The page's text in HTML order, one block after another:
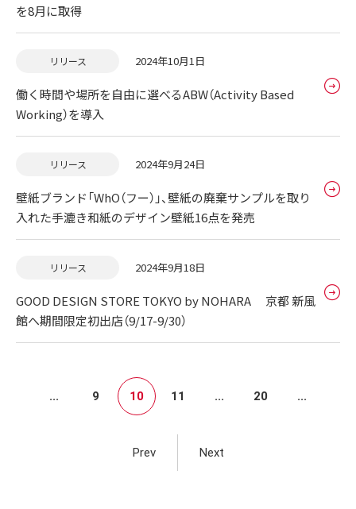
を8月に取得
リリース 2024年10月1日
働く時間や場所を自由に選べるABW（Activity Based
Working）を導入
リリース 2024年9月24日
壁紙ブランド「WhO（フー）」、壁紙の廃棄サンプルを取り
入れた手漉き和紙のデザイン壁紙16点を発売
リリース 2024年9月18日
GOOD DESIGN STORE TOKYO by NOHARA 京都 新風
館へ期間限定初出店（9/17-9/30）
Prev
... 9 10 11 ... 20 ...
Next